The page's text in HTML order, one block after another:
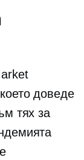
доведе
тях за